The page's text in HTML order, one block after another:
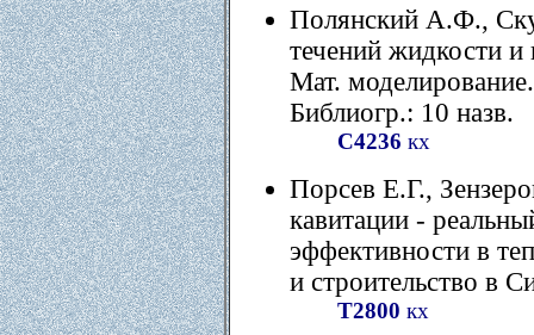
Полянский А.Ф.,
течений жидкости и
Мат.
Библиогр.: 10 назв.
С4236 кх
Порсев Е.Г.,
кавитации -
эффективности в
и строительство в
Т2800 кх